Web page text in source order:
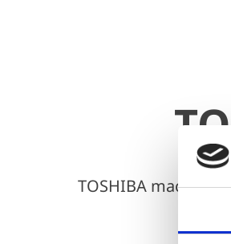
TOSHIBA macht